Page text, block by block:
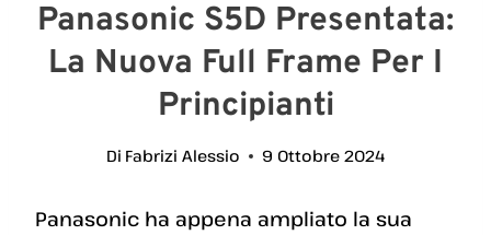
Panasonic S5D Presentata:
La Nuova Full Frame Per I
Principianti
Di Fabrizi Alessio 9 Ottobre 2024
Panasonic ha appena ampliato la sua